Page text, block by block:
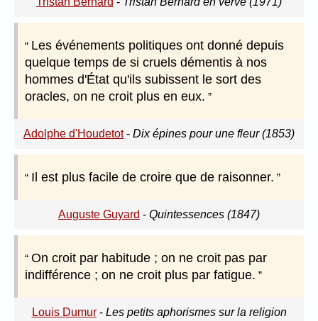
Les événements politiques ont donné depuis
quelque temps de si cruels démentis à nos
hommes d'État qu'ils subissent le sort des
oracles, on ne croit plus en eux.
Adolphe d'Houdetot- Dix épines pour une fleur (1853)
Il est plus facile de croire que de raisonner.
Auguste Guyard - Quintessences (1847)
On croit par habitude ; on ne croit pas par
indifférence ; on ne croit plus par fatigue.
Louis Dumur- Les petits aphorismes sur la religion